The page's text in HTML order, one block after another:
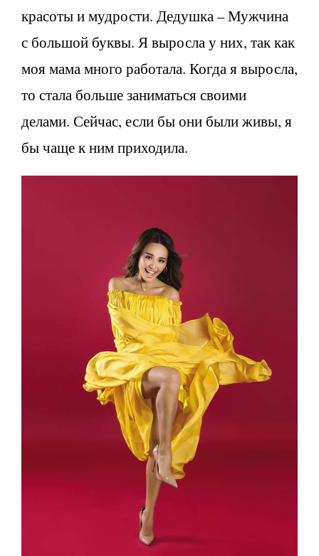
красоты и мудрости. Дедушка – Мужчина
с большой буквы. Я выросла у них, так как
моя мама много работала. Когда я выросла,
то стала больше заниматься своими
делами. Сейчас, если бы они были живы, я
бы чаще к ним приходила.